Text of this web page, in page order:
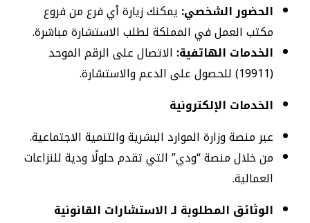
الحضور الشخصي: يمكنك زيارة أي فرع من فروع
مكتب العمل في المملكة لطلب الاستشارة مباشرة.
الخدمات الهاتفية: الاتصال على الرقم الموحد
(19911) للحصول على الدعم والاستشارة.
الخدمات الإلكترونية
عبر منصة وزارة الموارد البشرية والتنمية الاجتماعية.
من خلال منصة “ودي” التي تقدم حلولًا ودية للنزاعات
العمالية.
الوثائق المطلوبة لـ الاستشارات القانونية